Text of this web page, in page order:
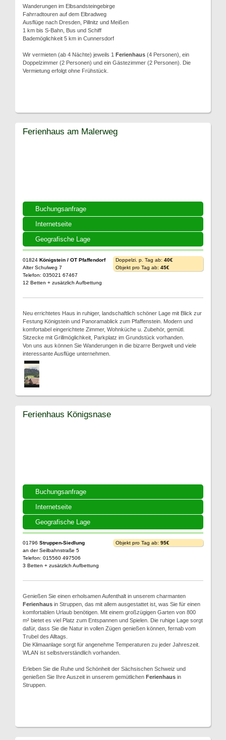
Wanderungen im Elbsandsteingebirge
Fahrradtouren auf dem Elbradweg
Ausflüge nach Dresden, Pillnitz und Meißen
1 km bis S-Bahn, Bus und Schiff
Bademöglichkeit 5 km in Cunnersdorf
Wir vermieten (ab 4 Nächte) jeweils 1 Ferienhaus (4 Personen), ein
Doppelzimmer (2 Personen) und ein Gästezimmer (2 Personen). Die
Vermietung erfolgt ohne Frühstück.
Buchungsanfrage
Internetseite
Geografische Lage
Ferienhaus am Malerweg
01824 Königstein / OT Pfaffendorf
Alter Schulweg 7
Telefon: 035021 67467
12 Betten + zusätzlich Aufbettung
Doppelzi. p. Tag ab: 40€
Objekt pro Tag ab: 45€
Neu errichtetes Haus in ruhiger, landschaftlich schöner Lage mit Blick zur
Festung Königstein und Panoramablick zum Pfaffenstein. Modern und
komfortabel eingerichtete Zimmer, Wohnküche u. Zubehör, gemütl.
Sitzecke mit Grillmöglichkeit, Parkplatz im Grundstück vorhanden.
Von uns aus können Sie Wanderungen in die bizarre Bergwelt und viele
interessante Ausflüge unternehmen.
Buchungsanfrage
Internetseite
Geografische Lage
Ferienhaus Königsnase
01796 Struppen-Siedlung
an der Seilbahnstraße 5
Telefon: 015560 497506
3 Betten + zusätzlich Aufbettung
Objekt pro Tag ab: 95€
Genießen Sie einen erholsamen Aufenthalt in unserem charmanten
Ferienhaus in Struppen, das mit allem ausgestattet ist, was Sie für einen
komfortablen Urlaub benötigen. Mit einem großzügigen Garten von 800
m² bietet es viel Platz zum Entspannen und Spielen. Die ruhige Lage sorgt
dafür, dass Sie die Natur in vollen Zügen genießen können, fernab vom
Trubel des Alltags.
Die Klimaanlage sorgt für angenehme Temperaturen zu jeder Jahreszeit.
WLAN ist selbstverständlich vorhanden.
Erleben Sie die Ruhe und Schönheit der Sächsischen Schweiz und
genießen Sie Ihre Auszeit in unserem gemütlichen Ferienhaus in
Struppen.